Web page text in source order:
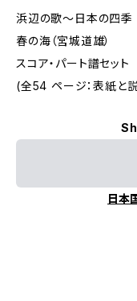
浜辺の歌～日本の四季
春の海（宮城道雄）
スコア・パート譜セット
(全54 ページ：表紙と
日本